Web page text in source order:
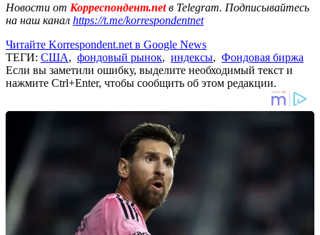
Новости от Корреспондент.netв Telegram. Подписывайтесь
на наш канал https://t.me/korrespondentnet
Читайте Korrespondent.net в Google News
ТЕГИ: США, фондовый рынок, индексы, Фондовая биржа
Если вы заметили ошибку, выделите необходимый текст и
нажмите Ctrl+Enter, чтобы сообщить об этом редакции.